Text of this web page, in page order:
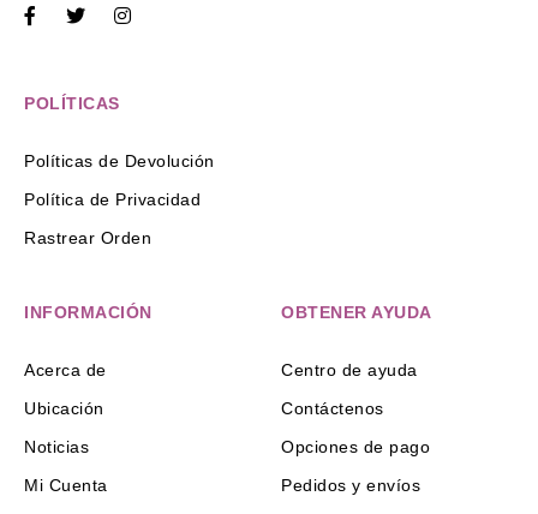
POLÍTICAS
Políticas de Devolución
Política de Privacidad
Rastrear Orden
INFORMACIÓN
Acerca de
Ubicación
Noticias
Mi Cuenta
OBTENER AYUDA
Centro de ayuda
Contáctenos
Opciones de pago
Pedidos y envíos